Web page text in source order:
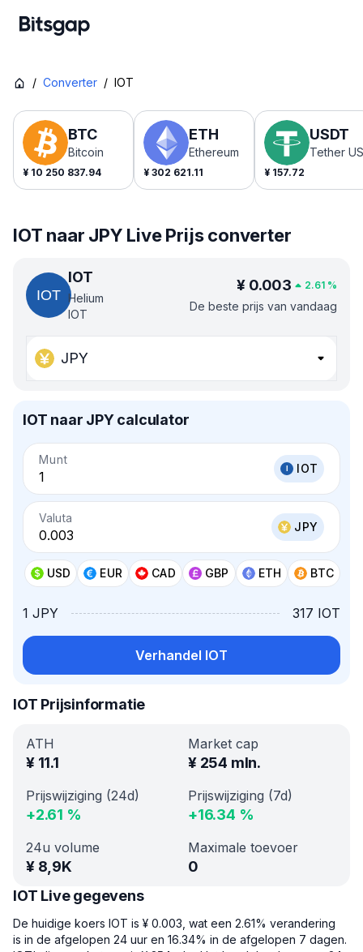
/ Converter / IOT
BTC
Bitcoin
¥ 10 250 837.94
ETH
Ethereum
¥ 302 621.11
USDT
Tether
¥ 157.72
IOT naar JPY Live Prijs converter
IOT
Helium
IOT
¥ 0.003 2.61 %
De beste prijs van vandaag
JPY
IOT naar JPY calculator
Munt
IOT
Valuta
JPY
USD EUR CAD GBP ETH BTC
1 JPY 317 IOT
Verhandel IOT
IOT Prijsinformatie
ATH
¥ 11.1
Market cap
¥ 254 mln.
Prijswijziging (24d)
+2.61 %
Prijswijziging (7d)
+16.34 %
24u volume
¥ 8,9K
Maximale toevoer
0
IOT Live gegevens
De huidige koers IOT is ¥ 0.003, wat een 2.61% verandering
is in de afgelopen 24 uur en 16.34% in de afgelopen 7 dagen.